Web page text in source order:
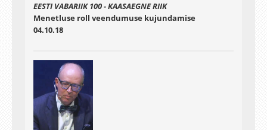
EESTI VABARIIK 100 - KAASAEGNE RIIK
Menetluse roll veendumuse kujundamise
04.10.18